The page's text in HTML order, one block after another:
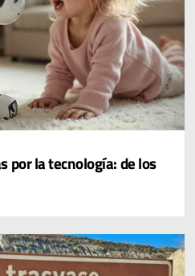
por la tecnología: de los